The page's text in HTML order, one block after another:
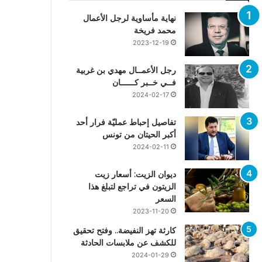
نهاية مأساوية لرجل الأعمال
محمد فريخة
2023-12-19
رجل الأعمــال مهدي بن غربية
فــي خــبر كــــــان
2024-02-17
تفاصيل إحباط عمليّة فرار أحد
أكبر الحيتان من تونس
2024-02-11
ديوان الزيت: أسعار زيت
الزيتون في تراجع لتبلغ هذا
السعر
2023-11-20
كارثة تهز النفيضة.. وفتح تحقيق
للكشف عن ملابسات الحادثة
2024-01-29